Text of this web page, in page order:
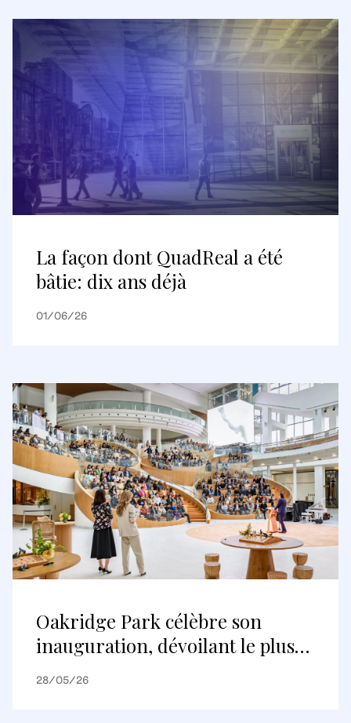
La façon dont QuadReal a été
bâtie: dix ans déjà
01/06/26
Oakridge Park célèbre son
inauguration, dévoilant le plus
grand projet de réaménagement
28/05/26